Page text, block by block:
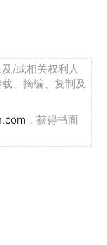
/或相关权利人
、摘编、复制及
，获得书面